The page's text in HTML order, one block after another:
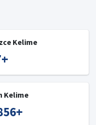
Kelime
+
Kelime
+